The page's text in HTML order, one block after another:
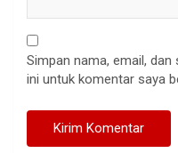
Simpan nama, email,
ini untuk komentar saya